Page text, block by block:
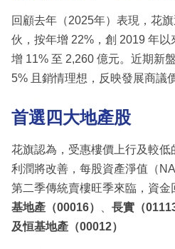
回顧去年（2025年）表現，花
伙，按年增 22%，創 2019 年
增 11% 至 2,260 億元。近期新
5% 且銷情理想，反映發展商議
首選四大地產股
花旗認為，受惠樓價上行及較
利潤將改善，每股資產淨值（
第二季傳統賣樓旺季來臨，資金
基地產（00016）
長實（01113
及恒基地產（00012）